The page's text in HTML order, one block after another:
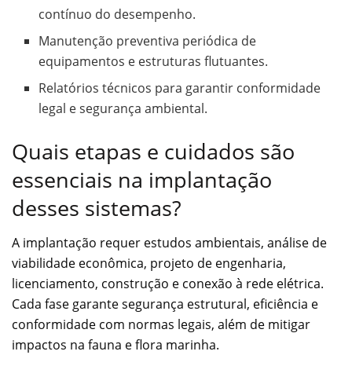
contínuo do desempenho.
Manutenção preventiva periódica de
equipamentos e estruturas flutuantes.
Relatórios técnicos para garantir conformidade
legal e segurança ambiental.
Quais etapas e cuidados são
essenciais na implantação
desses sistemas?
A implantação requer estudos ambientais, análise de
viabilidade econômica, projeto de engenharia,
licenciamento, construção e conexão à rede elétrica.
Cada fase garante segurança estrutural, eficiência e
conformidade com normas legais, além de mitigar
impactos na fauna e flora marinha.